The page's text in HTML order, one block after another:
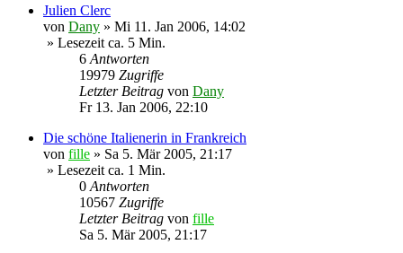
Julien Clerc
von Dany » Mi 11. Jan 2006, 14:02
» Lesezeit ca. 5 Min.
6Antworten
19979 Zugriffe
Letzter Beitrag von Dany
Fr 13. Jan 2006, 22:10
Die schöne Italienerin in Frankreich
von fille » Sa 5. Mär 2005, 21:17
» Lesezeit ca. 1 Min.
0Antworten
10567 Zugriffe
Letzter Beitrag von fille
Sa 5. Mär 2005, 21:17